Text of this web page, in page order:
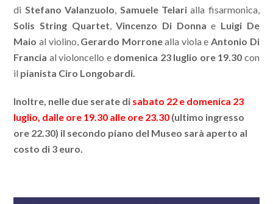
di Stefano Valanzuolo Samuele Telarialla fisarmonica,
Solis String Quartet ,Vincenzo Di Donna e Luigi De
Maio al violino, Gerardo Morronealla viola e Antonio Di
Francia al violoncello e domenica 23 luglio ore 19.30 con
il pianista Ciro Longobardi.
Inoltre, nelle due serate di sabato 22 e domenica 23
luglio, dalle ore 19.30 alle ore 23.30 (ultimo ingresso
ore 22.30) il secondo piano del Museo sarà aperto al
costo di 3 euro.